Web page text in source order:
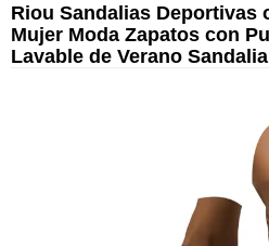
Riou Sandalias Deportivas
Mujer Moda Zapatos con
Lavable de Verano